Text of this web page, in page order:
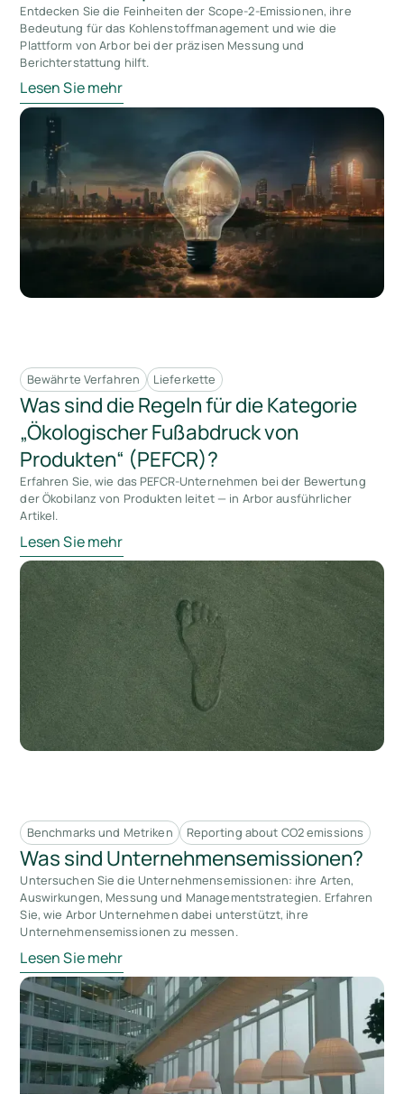
Entdecken Sie die Feinheiten der Scope-2-Emissionen, ihre
Bedeutung für das Kohlenstoffmanagement und wie die
Plattform von Arbor bei der präzisen Messung und
Berichterstattung hilft.
Lesen Sie mehr
Bewährte Verfahren Lieferkette
Was sind die Regeln für die Kategorie
„Ökologischer Fußabdruck von
Produkten“ (PEFCR)?
Erfahren Sie, wie das PEFCR-Unternehmen bei der Bewertung
der Ökobilanz von Produkten leitet — in Arbor ausführlicher
Artikel.
Lesen Sie mehr
Benchmarks und Metriken Reporting about CO2 emissions
Was sind Unternehmensemissionen?
Untersuchen Sie die Unternehmensemissionen: ihre Arten,
Auswirkungen, Messung und Managementstrategien. Erfahren
Sie, wie Arbor Unternehmen dabei unterstützt, ihre
Unternehmensemissionen zu messen.
Lesen Sie mehr